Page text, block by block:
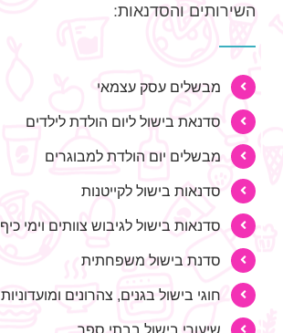
השירותים והסדנאות:
מבשלים עסק עצמאי
סדנאת בישול ליום הולדת לילדים
מבשלים יום הולדת למבוגרים
סדנאות בישול לקייטנות
סדנאות בישול לגיבוש צוותים וימי כיף
סדנת בישול משפחתית
חוגי בישול בגנים, צהרונים ומועדוניות
שיעורי בישול בבתי ספר